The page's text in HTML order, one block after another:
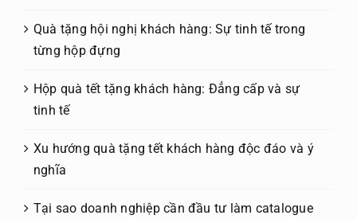
Quà tặng hội nghị khách hàng: Sự tinh tế trong
từng hộp đựng
Hộp quà tết tặng khách hàng: Đẳng cấp và sự
tinh tế
Xu hướng quà tặng tết khách hàng độc đáo và ý
nghĩa
Tại sao doanh nghiệp cần đầu tư làm catalogue